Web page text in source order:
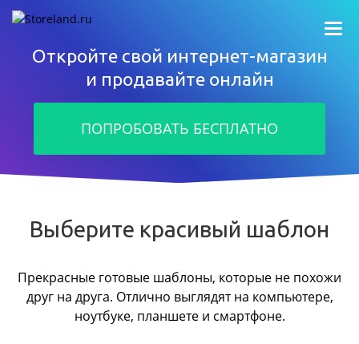
Откройте свой интернет-магазин
и продавайте онлайн
ПОПРОБОВАТЬ БЕСПЛАТНО
Выберите красивый шаблон
Прекрасные готовые шаблоны, которые не похожи
друг на друга. Отлично выглядят на компьютере,
ноутбуке, планшете и смартфоне.